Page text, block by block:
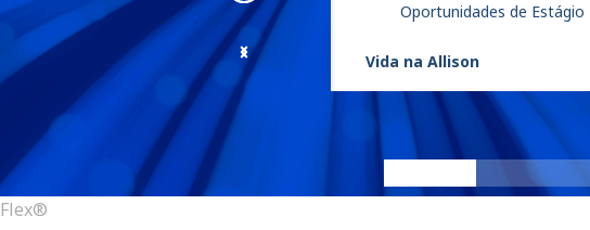
Oportunidades de Estágio
Vida na Allison